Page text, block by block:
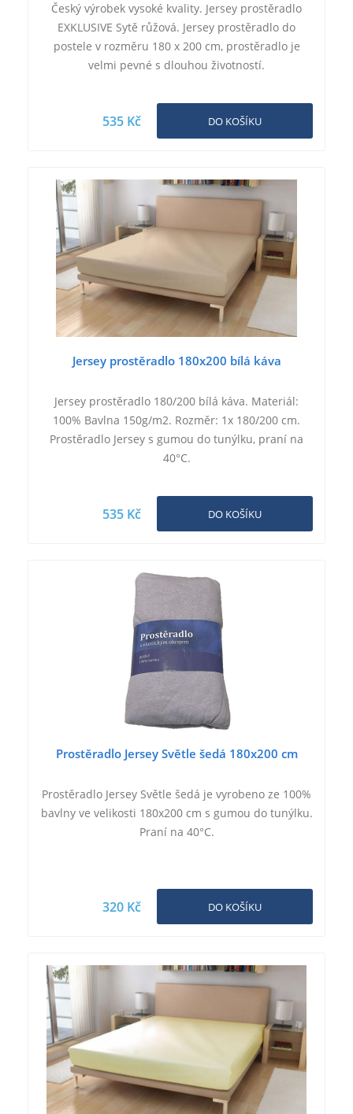
Český výrobek vysoké kvality. Jersey prostěradlo
EXKLUSIVE Sytě růžová. Jersey prostěradlo do
postele v rozměru 180 x 200 cm, prostěradlo je
velmi pevné s dlouhou životností.
535 Kč DO KOŠÍKU
Jersey prostěradlo 180x200 bílá káva
Jersey prostěradlo 180/200 bílá káva. Materiál:
100% Bavlna 150g/m2. Rozměr: 1x 180/200 cm.
Prostěradlo Jersey s gumou do tunýlku, praní na
40°C.
535 Kč DO KOŠÍKU
Prostěradlo Jersey Světle šedá 180x200 cm
Prostěradlo Jersey Světle šedá je vyrobeno ze 100%
bavlny ve velikosti 180x200 cm s gumou do tunýlku.
Praní na 40°C.
320 Kč DO KOŠÍKU